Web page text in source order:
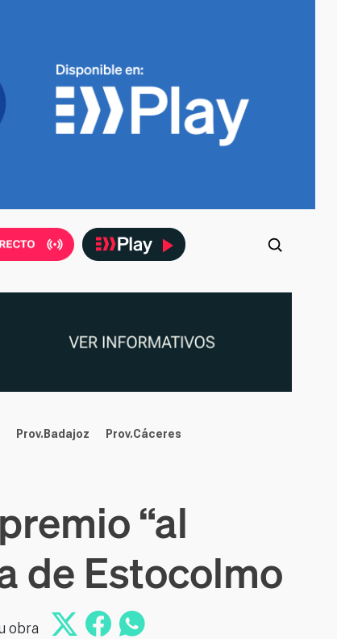
Prov.Badajoz Prov.Cáceres
“al
de Estocolmo
obra